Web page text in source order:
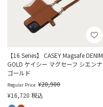
【16 Series】 CASEY Magsafe DENIM
GOLD ケイシー マグセーフ シエンナ
ゴールド
Regular Price ¥20,900
¥16,720 税込